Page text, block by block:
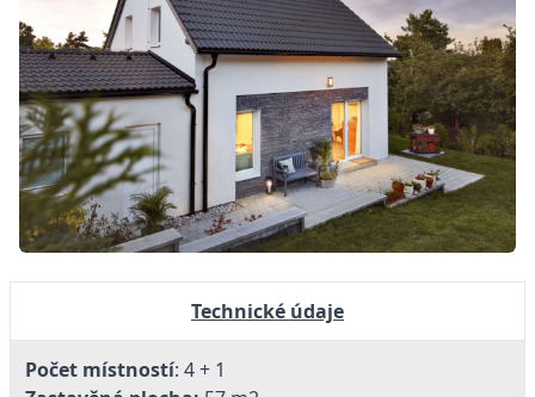
Technické údaje
Počet místností: 4 + 1